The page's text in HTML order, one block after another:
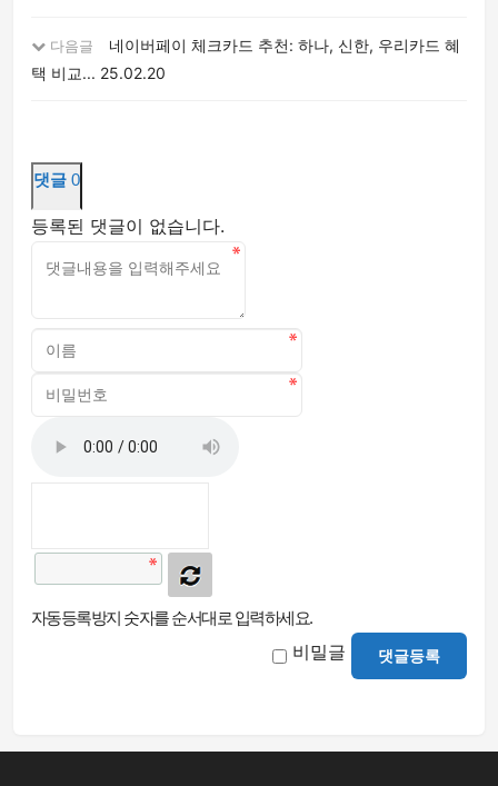
다음글
네이버페이 체크카드 추천: 하나, 신한, 우리카드 혜
택 비교... 25.02.20
댓글 0
등록된 댓글이 없습니다.
자동등록방지 숫자를 순서대로 입력하세요.
비밀글 댓글등록